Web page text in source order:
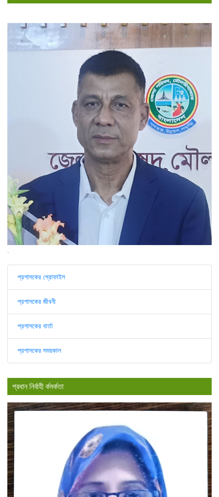
.
প্রশাসকের প্রোফাইল
প্রশাসকের জীবনী
প্রশাসকের বার্তা
প্রশাসকের সময়কাল
প্রধান নির্বাহী র্কমর্কতা